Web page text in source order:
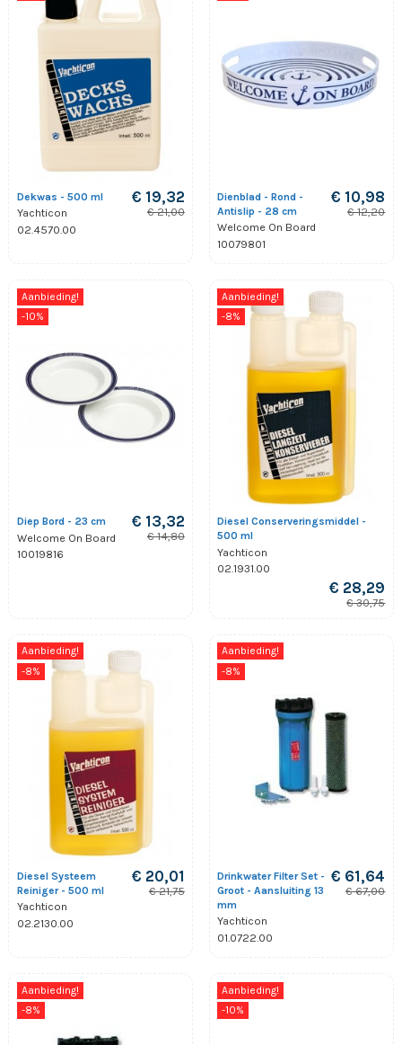
Dekwas - 500 ml
Yachticon
02.4570.00
€ 19,32
€ 21,00
Dienblad - Rond -
Antislip - 28 cm
Welcome On Board
10079801
€ 10,98
€ 12,20
Aanbieding!
-10%
Diep Bord - 23 cm
Welcome On Board
10019816
€ 13,32
€ 14,80
Aanbieding!
-8%
Diesel Conserveringsmiddel -
500 ml
Yachticon
02.1931.00
€ 28,29
€ 30,75
Aanbieding!
-8%
Diesel Systeem
Reiniger - 500 ml
Yachticon
02.2130.00
€ 20,01
€ 21,75
Aanbieding!
-8%
Drinkwater Filter Set -
Groot - Aansluiting 13
mm
Yachticon
01.0722.00
€ 61,64
€ 67,00
Aanbieding!
-8%
Aanbieding!
-10%